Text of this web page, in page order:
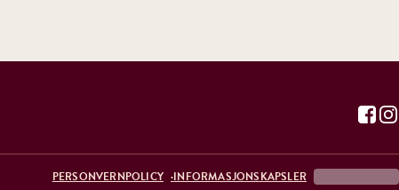
PERSONVERNPOLICY INFORMASJONSKAPSLER